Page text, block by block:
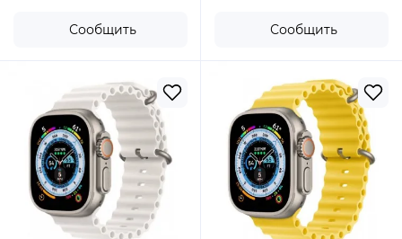
Сообщить Сообщить